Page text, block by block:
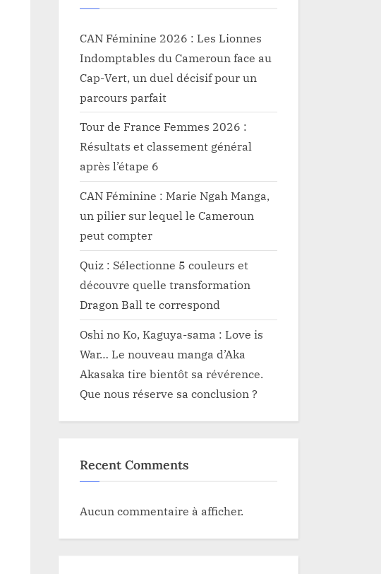
CAN Féminine 2026 : Les Lionnes
Indomptables du Cameroun face au
Cap-Vert, un duel décisif pour un
parcours parfait
Tour de France Femmes 2026 :
Résultats et classement général
après l’étape 6
CAN Féminine : Marie Ngah Manga,
un pilier sur lequel le Cameroun
peut compter
Quiz : Sélectionne 5 couleurs et
découvre quelle transformation
Dragon Ball te correspond
Oshi no Ko, Kaguya-sama : Love is
War… Le nouveau manga d’Aka
Akasaka tire bientôt sa révérence.
Que nous réserve sa conclusion ?
Recent Comments
Aucun commentaire à afficher.